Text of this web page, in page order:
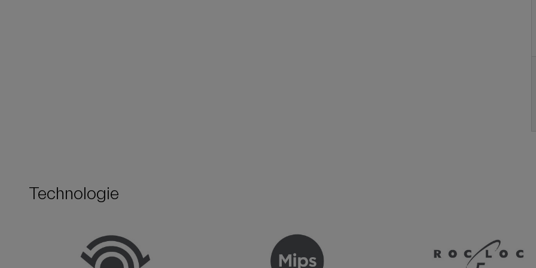
Technologie